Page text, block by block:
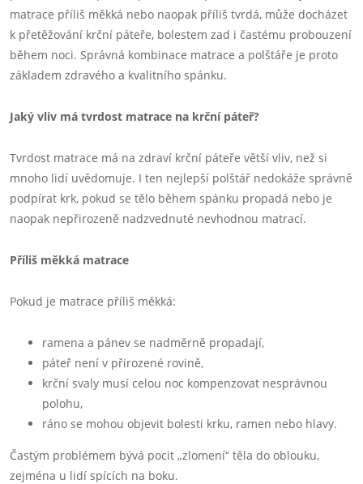
matrace příliš měkká nebo naopak příliš tvrdá, může docházet
k přetěžování krční páteře, bolestem zad i častému probouzení
během noci. Správná kombinace matrace a polštáře je proto
základem zdravého a kvalitního spánku.
Jaký vliv má tvrdost matrace na krční páteř?
Tvrdost matrace má na zdraví krční páteře větší vliv, než si
mnoho lidí uvědomuje. I ten nejlepší polštář nedokáže správně
podpírat krk, pokud se tělo během spánku propadá nebo je
naopak nepřirozeně nadzvednuté nevhodnou matrací.
Příliš měkká matrace
Pokud je matrace příliš měkká:
ramena a pánev se nadměrně propadají,
páteř není v přirozené rovině,
krční svaly musí celou noc kompenzovat nesprávnou
polohu,
ráno se mohou objevit bolesti krku, ramen nebo hlavy.
Častým problémem bývá pocit „zlomení“ těla do oblouku,
zejména u lidí spících na boku.